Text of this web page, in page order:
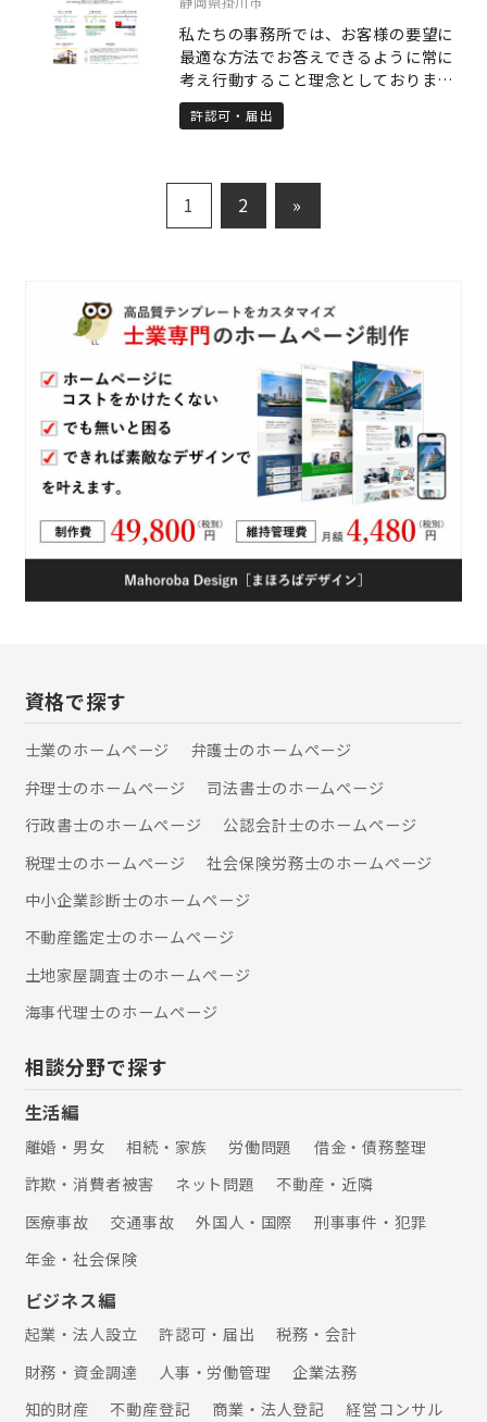
業 ・現在、行政書士業と宅地建物取引
業を兼業しております。 【保有資格】
・行政書士 ・宅地建物取引士 ・賃貸不
動産経営管理士 ・住宅ローンアドバイ
ザー ・既存住宅アドバイザー ・マンシ
業務内容】 現在主に行っている業務と
しましては、 【行政書士業】 ・会社設
立時の手続き ・宅建業免許申請、飲食
業務としています。 浜松市及び近郊
（磐田市・袋井市・湖西市・豊橋市・
豊川市など）で個人事業を開業したい
方、会社を設立したい方など免許申請
から記帳代行までお手伝いさせて頂い
ております。 【宅地建物取引業】 ・不
動産仲介業（売買専門） 不動産の売買
を専門で行っておりますので、相続し
た不動産の売却（現金化）や終活とし
ての住替えなど、幅広く対応しており
ます。特に、遺産相続などで取得する
予定の不動産の市場価格などを調査
し、『円満相続』に向けたアドバイス
納期等の条件が合えば対応可能です。
【可能な業務】 上記の業務内容の他、
契作成代行 ・終活相談 なども得意とし
ております。 【稼働時間】 10時～17
いて】 弊所で適用される報酬について
酬額表の定めによる 宅地建物取引業
国土交通大臣の定めによる 不動産調査
なコミュニケーションを心がけており
ます。
私たちの事務所では、お客様の要望に
最適な方法でお答えできるように常に
考え行動すること理念としておりま
す。 建設業許可、産業廃棄物処理業許
可をはじめ相続・遺言のお手伝いをさ
の業務も承っております。 ぜひご検討
許認可・届出
1 2 »
資格で探す
士業のホームぺージ
弁護士のホームぺージ
弁理士のホームぺージ
司法書士のホームぺージ
行政書士のホームぺージ
公認会計士のホームぺージ
税理士のホームぺージ
社会保険労務士のホームぺージ
中小企業診断士のホームぺージ
不動産鑑定士のホームぺージ
土地家屋調査士のホームぺージ
海事代理士のホームぺージ
相談分野で探す
生活編
離婚・男女 相続・家族 労働問題
借金・債務整理
詐欺・消費者被害
ネット問題
不動産・近隣
医療事故
交通事故 外国人・国際
刑事事件・犯罪
年金・社会保険
ビジネス編
起業・法人設立 許認可・届出
税務・会計
財務・資金調達
人事・労働管理
企業法務
知的財産
不動産登記 商業・法人登記 経営コンサル